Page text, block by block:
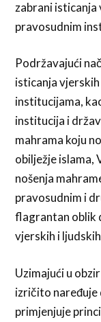
zabrani isticanja
pravosudnim
Podržavajući
isticanja
institucijama,
institucija i
mahrama koju
obilježje islama,
nošenja
pravosudnim i
flagrantan oblik
vjerskih i
Uzimajući u
izričito naređuje
primjenjuje